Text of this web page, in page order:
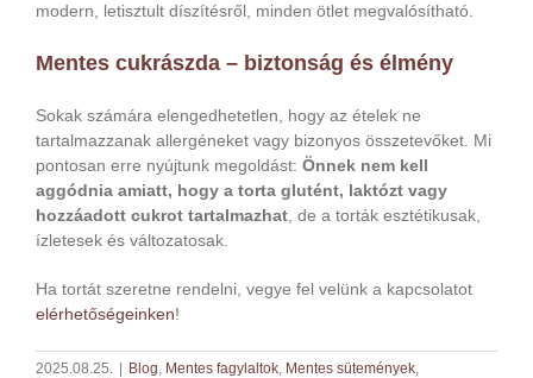
modern, letisztult díszítésről, minden ötlet megvalósítható.
Mentes cukrászda – biztonság és élmény
Sokak számára elengedhetetlen, hogy az ételek ne
tartalmazzanak allergéneket vagy bizonyos összetevőket. Mi
pontosan erre nyújtunk megoldást: Önnek nem kell
aggódnia amiatt, hogy a torta glutént, laktózt vagy
hozzáadott cukrot tartalmazhat , de a torták esztétikusak,
ízletesek és változatosak.
Ha tortát szeretne rendelni, vegye fel velünk a kapcsolatot
elérhetőségeinken!
2025.08.25. | Blog, Mentes fagylaltok, Mentes sütemények,